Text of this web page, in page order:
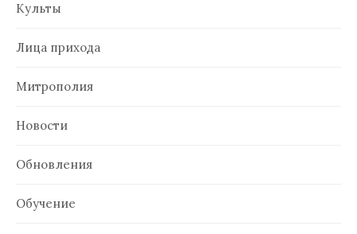
Культы
Лица прихода
Митрополия
Новости
Обновления
Обучение